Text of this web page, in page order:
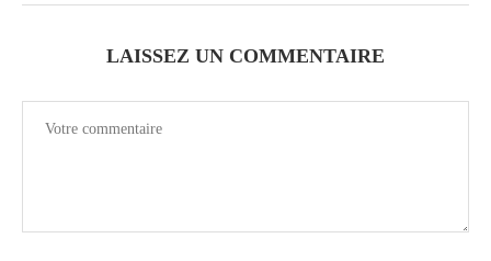
LAISSEZ UN COMMENTAIRE